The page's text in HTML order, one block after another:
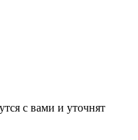
с вами и уточнят